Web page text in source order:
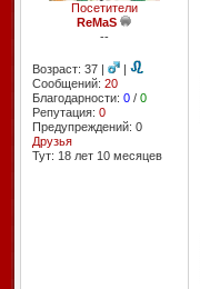
Посетители
ReMaS
--
Возраст: 37 |
|
Сообщений: 20
Благодарности: 0/ 0
Репутация: 0
Предупреждений: 0
Друзья
Тут: 18 лет 10 месяцев